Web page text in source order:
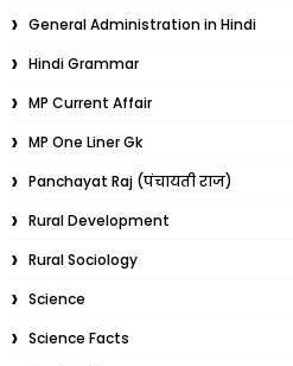
General Administration in Hindi
Hindi Grammar
MP Current Affair
MP One Liner Gk
Panchayat Raj (पंचायती राज)
Rural Development
Rural Sociology
Science
Science Facts